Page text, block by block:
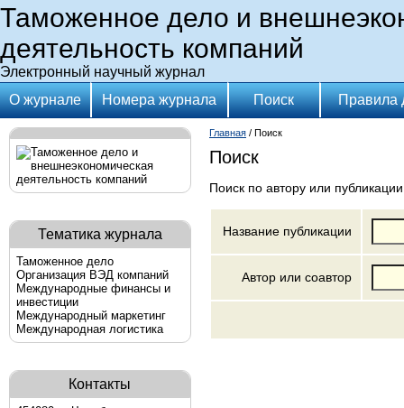
Таможенное дело и
деятельность компаний
Электронный научный журнал
О журнале
Номера журнала Поиск Правила
Тематика журнала
Таможенное дело
Организация ВЭД компаний
Международные финансы и
инвестиции
Международный маркетинг
Международная логистика
Контакты
Главная / Поиск
Поиск
Поиск по автору или
Название публикации
Автор или соавтор